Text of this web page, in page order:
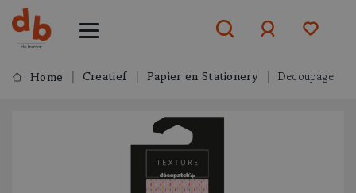
ofaanmelden
Home Creatief Papier en Stationery Decoupage